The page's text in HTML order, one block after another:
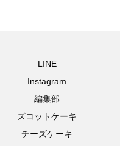
LINE
Instagram
編集部
ズコットケーキ
チーズケーキ